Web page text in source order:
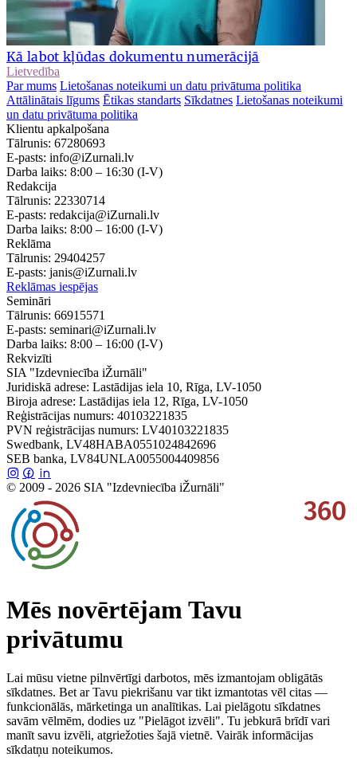
Kā labot kļūdas dokumentu numerācijā
Lietvedība
Par mums Lietošanas noteikumi un datu privātuma politika
Attālinātais līgums Ētikas standarts Sīkdatnes Lietošanas noteikumi
un datu privātuma politika
Klientu apkalpošana
Tālrunis: 67280693
E-pasts: info@iZurnali.lv
Darba laiks: 8:00 – 16:30 (I-V)
Redakcija
Tālrunis: 22330714
E-pasts: redakcija@iZurnali.lv
Darba laiks: 8:00 – 16:00 (I-V)
Reklāma
Tālrunis: 29404257
E-pasts: janis@iZurnali.lv
Reklāmas iespējas
Semināri
Tālrunis: 66915571
E-pasts: seminari@iZurnali.lv
Darba laiks: 8:00 – 16:00 (I-V)
Rekvizīti
SIA "Izdevniecība iŽurnāli"
Juridiskā adrese: Lastādijas iela 10, Rīga, LV-1050
Biroja adrese: Lastādijas iela 12, Rīga, LV-1050
Reģistrācijas numurs: 40103221835
PVN reģistrācijas numurs: LV40103221835
Swedbank, LV48HABA0551024842696
SEB banka, LV84UNLA0055004409856
© 2009 - 2026 SIA "Izdevniecība iŽurnāli"
Mēs novērtējam Tavu
privātumu
Lai mūsu vietne pilnvērtīgi darbotos, mēs izmantojam obligātās
sīkdatnes. Bet ar Tavu piekrišanu var tikt izmantotas vēl citas —
funkcionālās, mārketinga un analītikas. Lai pielāgotu sīkdatnes
savām vēlmēm, dodies uz "Pielāgot izvēli". Tu jebkurā brīdī vari
manīt savu izvēli, atgriežoties šajā vietnē. Vairāk informācijas
sīkdatņu noteikumos.